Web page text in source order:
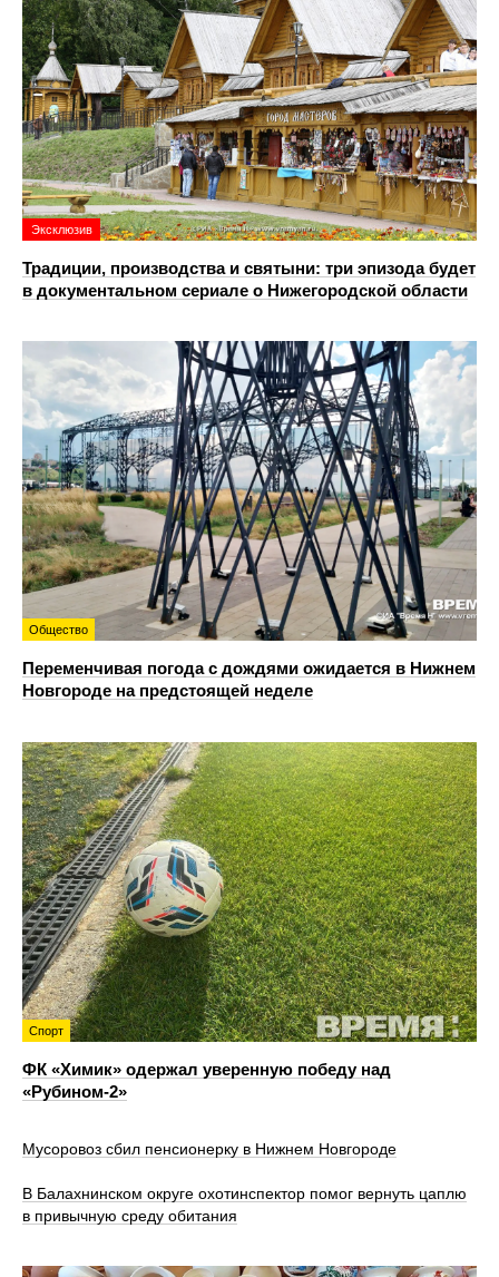
Эксклюзив
Традиции, производства и святыни: три эпизода будет
в документальном сериале о Нижегородской области
Общество
Переменчивая погода с дождями ожидается в Нижнем
Новгороде на предстоящей неделе
Спорт
ФК «Химик» одержал уверенную победу над
«Рубином‑2»
Мусоровоз сбил пенсионерку в Нижнем Новгороде
В Балахнинском округе охотинспектор помог вернуть цаплю
в привычную среду обитания